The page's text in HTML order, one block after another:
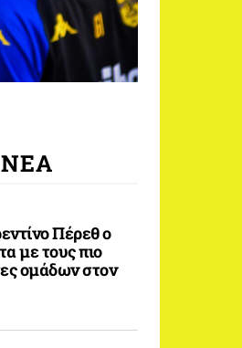
Πέρεθ ο
με τους πιο
ομάδων στον